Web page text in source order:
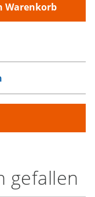
Warenkorb
gefallen